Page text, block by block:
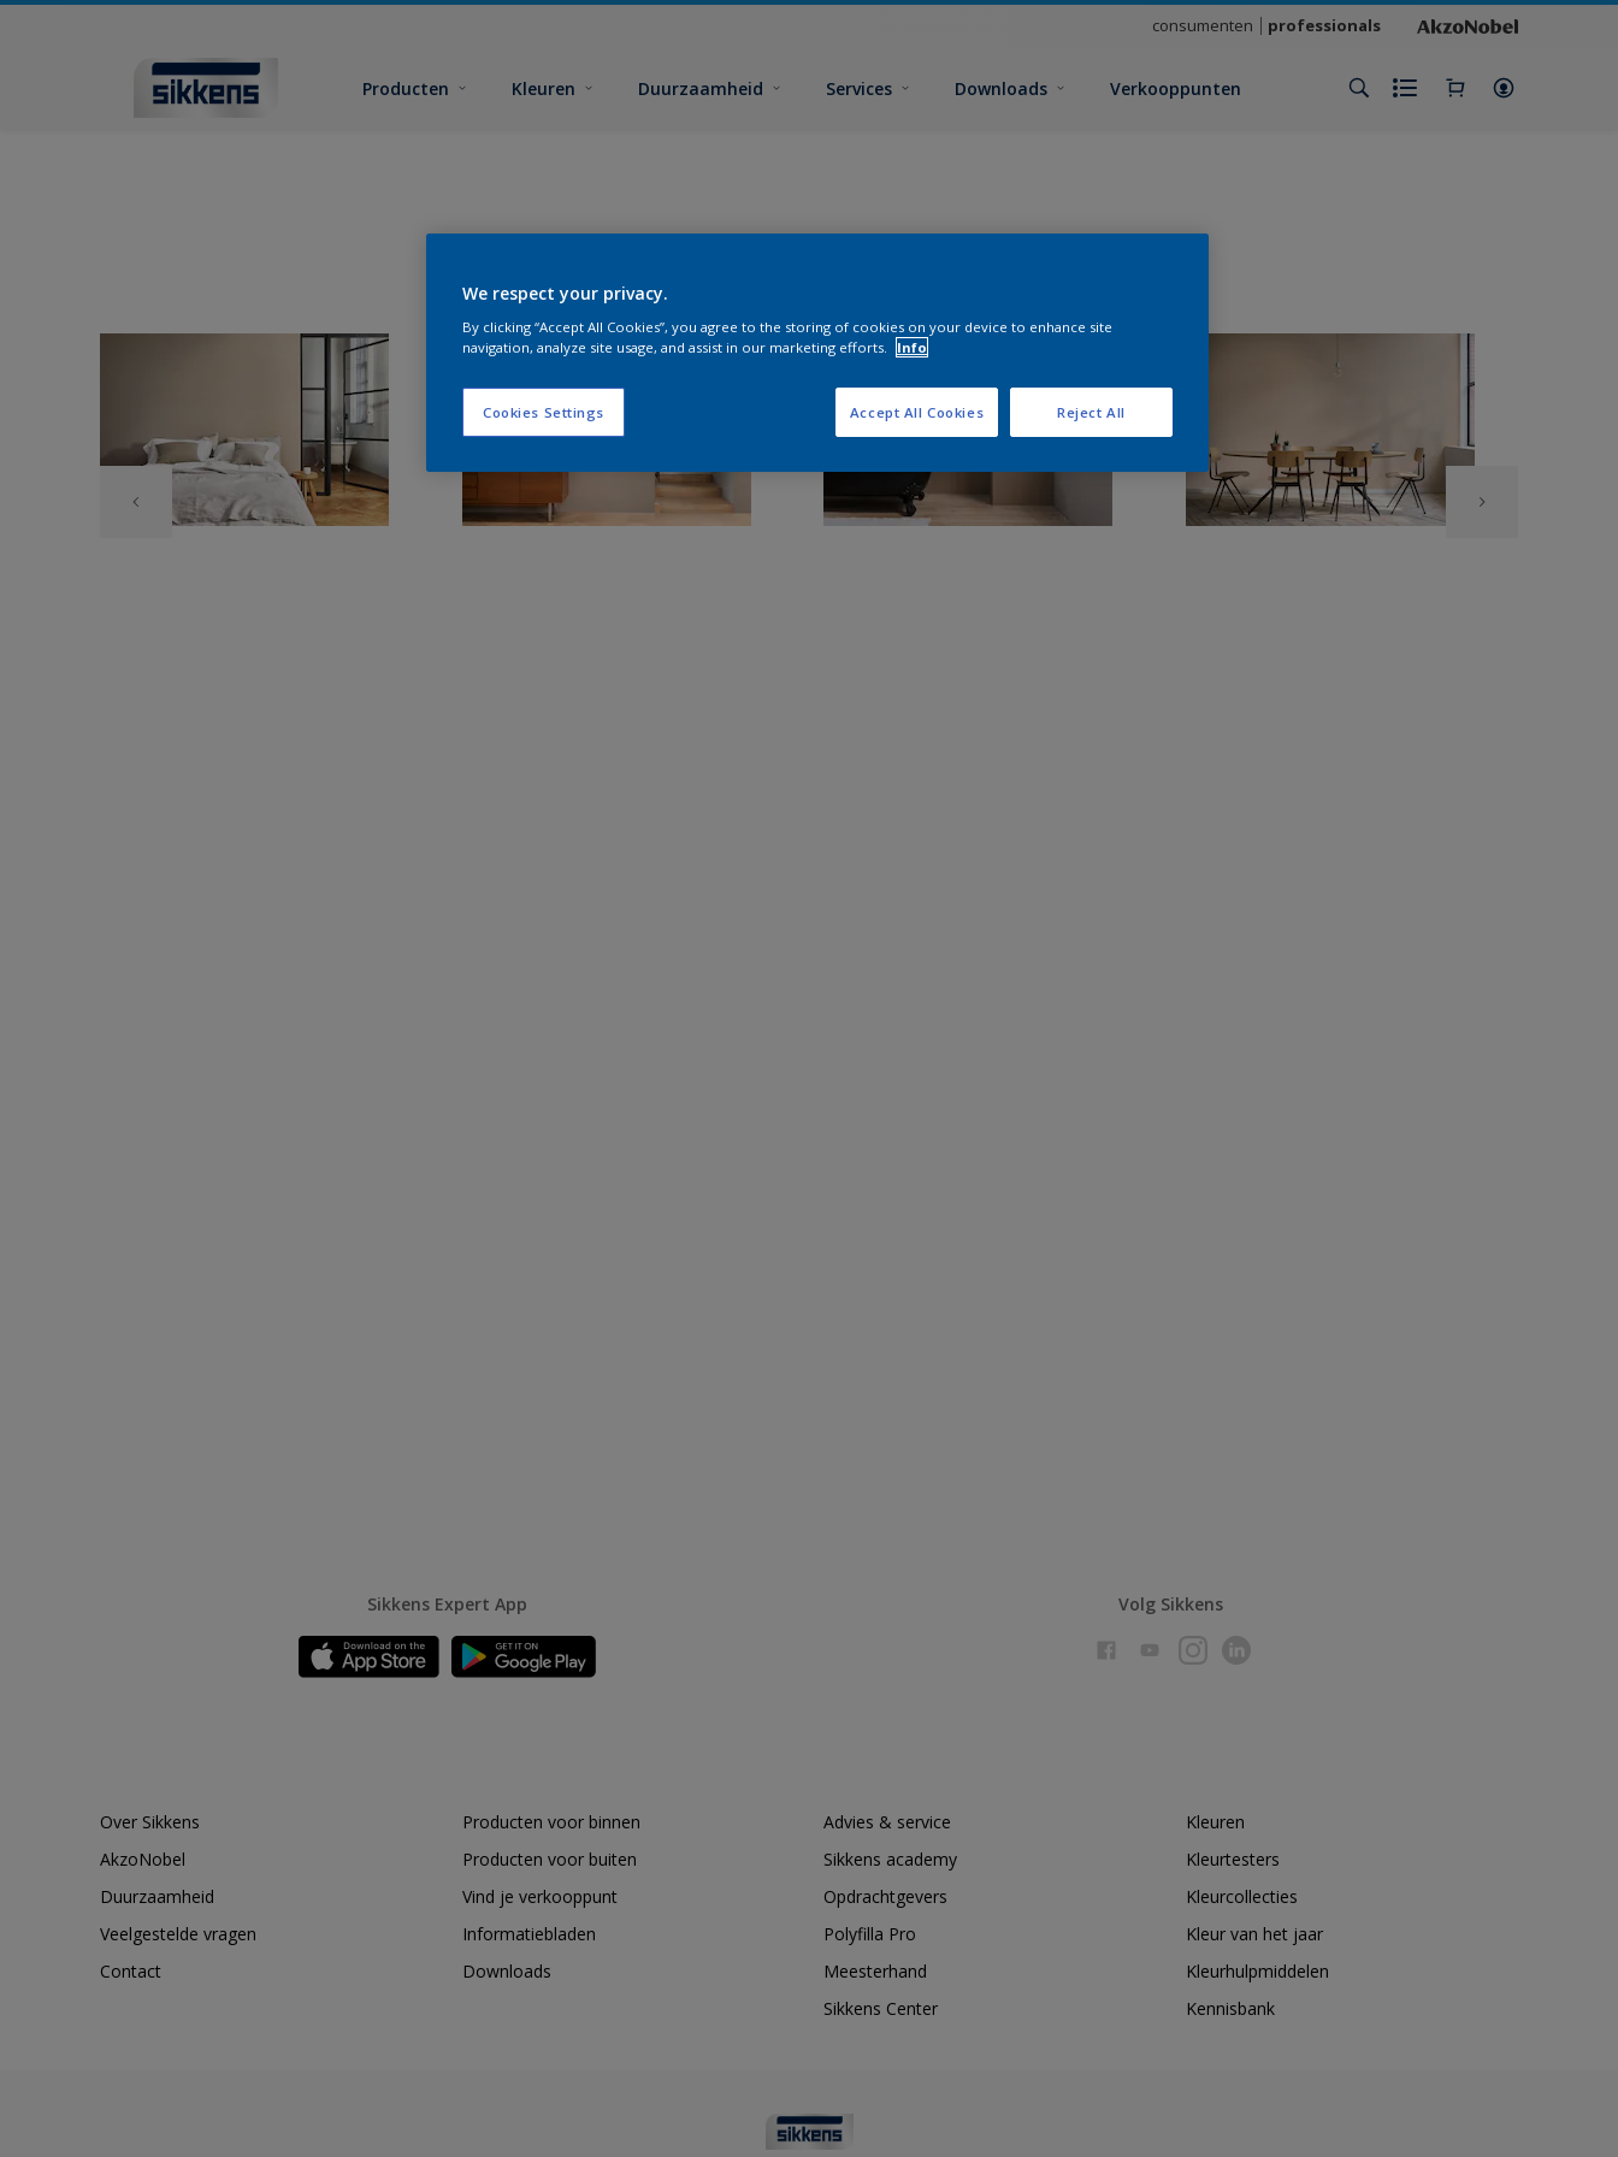
consumenten professionals
Producten Kleuren Duurzaamheid Services Downloads Verkooppunten
Sikkens Expert App Volg Sikkens
Over Sikkens
AkzoNobel
Duurzaamheid
Veelgestelde vragen
Contact
Producten voor binnen
Producten voor buiten
Vind je verkooppunt
Informatiebladen
Downloads
Advies & service
Sikkens academy
Opdrachtgevers
Polyfilla Pro
Meesterhand
Sikkens Center
Kleuren
Kleurtesters
Kleurcollecties
Kleur van het jaar
Kleurhulpmiddelen
Kennisbank
We respect your privacy.
By clicking “Accept All Cookies”, you agree to the storing of cookies on your device to enhance site
navigation, analyze site usage, and assist in our marketing efforts.
Info
Cookies Settings Reject All
Accept All Cookies